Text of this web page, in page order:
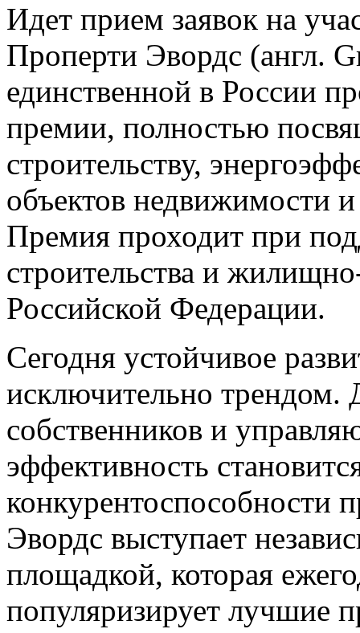
Идет прием заявок на
Проперти Эвордс (англ.
единственной в России
премии, полностью
строительству,
объектов недвижимости
Премия проходит при
строительства и
Российской Федерации.
Сегодня устойчивое
исключительно трендом.
собственников и
эффективность
конкурентоспособности
Эвордс выступает
площадкой, которая
популяризирует лучшие